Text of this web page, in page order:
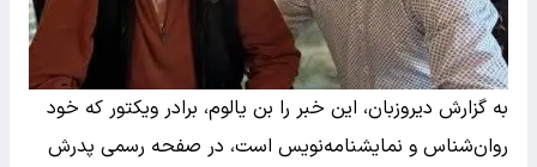
به گزارش دیروزبان، این خبر را بن یالوم، برادر ویکتور که خود
روان‌شناس و نمایشنامه‌نویس است، در صفحه رسمی پدرش